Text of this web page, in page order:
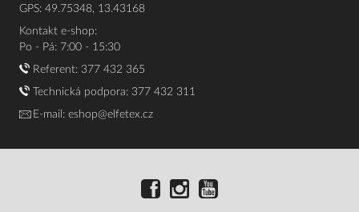
GPS: 49.75348, 13.43168
Kontakt e-shop:
Po - Pá: 7:00 - 15:30
Referent: 377 432 365
Technická podpora: 377 432 311
E-mail: eshop@elfetex.cz